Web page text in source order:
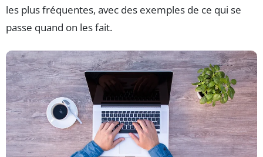
les plus fréquentes, avec des exemples de ce qui se
passe quand on les fait.